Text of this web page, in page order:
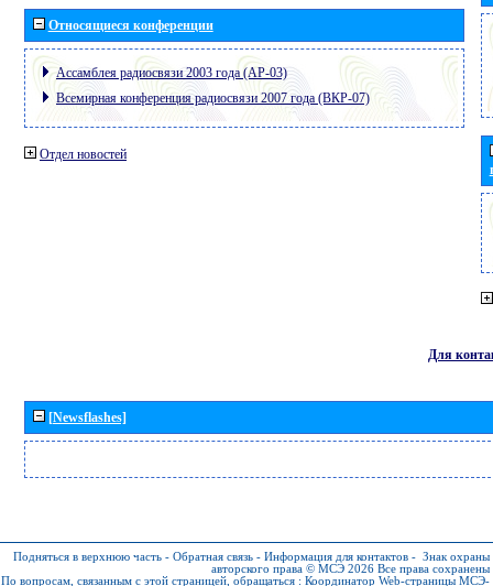
Относящиеся конференции
Ассамблея радиосвязи 2003 года (АР-03)
Всемирная конференция радиосвязи 2007 года (ВКР-07)
Отдел новостей
Для
[Newsflashes]
Подняться в верхнюю часть - Обратная связь - Информация для контактов - Знак охраны
авторского права © МСЭ 2026 Все права сохранены
По вопросам, связанным с этой страницей, обращаться : Координатор Web-страницы МСЭ-